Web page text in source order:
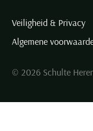
Veiligheid & Privacy
Algemene
© 2026 Schulte